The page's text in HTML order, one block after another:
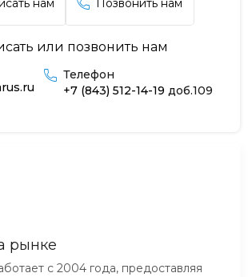
нам Позвонить нам
или позвонить нам
Телефон
+7 (843) 512-14-19 доб.109
рынке
с 2004 года, предоставляя